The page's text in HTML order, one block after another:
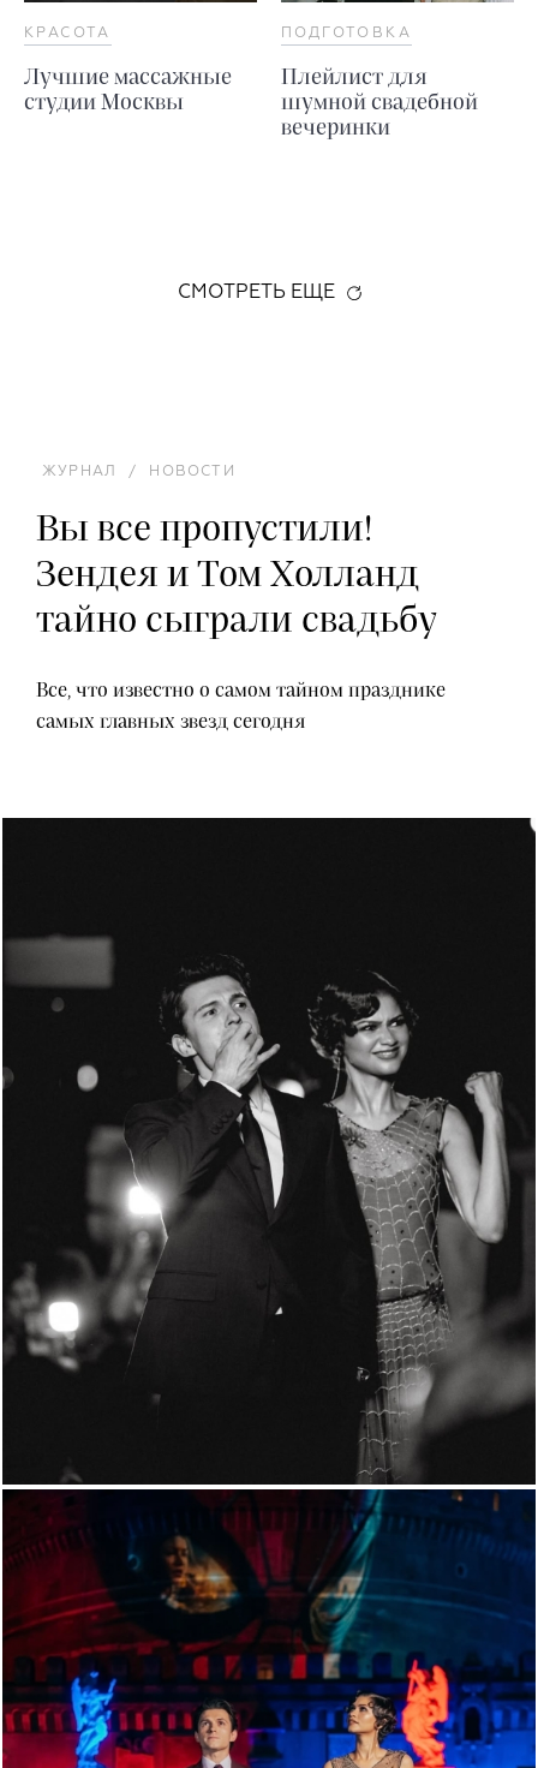
КРАСОТА
Лучшие массажные
студии Москвы
ПОДГОТОВКА
Плейлист для
шумной свадебной
вечеринки
СМОТРЕТЬ ЕЩЕ
ЖУРНАЛ / НОВОСТИ
Вы все пропустили!
Зендея и Том Холланд
тайно сыграли свадьбу
Все, что известно о самом тайном празднике
самых главных звезд сегодня